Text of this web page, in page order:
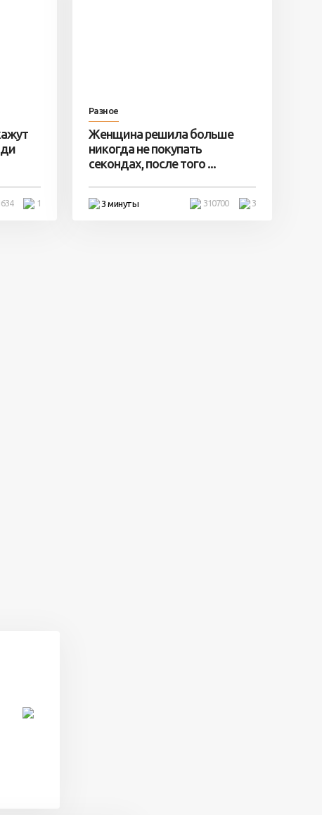
1
Разное
Женщина решила больше
никогда не покупать
секондах, после того ...
3 минуты 3
310700